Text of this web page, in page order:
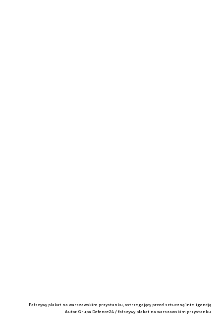
Fałszywy plakat na warszawskim przystanku, ostrzegający przed sztuczną inteligencją
Autor. Grupa Defence24 / fałszywy plakat na warszawskim przystanku